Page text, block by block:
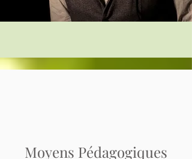
Moyens Pédagogiques